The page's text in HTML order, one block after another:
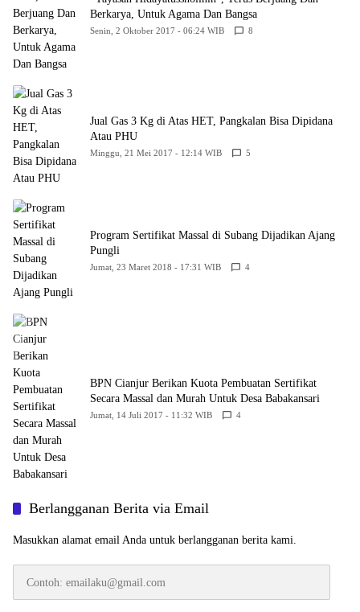
Berkarya, Untuk Agama Dan Bangsa
Senin, 2 Oktober 2017 - 06:24 WIB 8
Jual Gas 3 Kg di Atas HET, Pangkalan Bisa Dipidana
Atau PHU
Minggu, 21 Mei 2017 - 12:14 WIB 5
Program Sertifikat Massal di Subang Dijadikan Ajang
Pungli
Jumat, 23 Maret 2018 - 17:31 WIB 4
BPN Cianjur Berikan Kuota Pembuatan Sertifikat
Secara Massal dan Murah Untuk Desa Babakansari
Jumat, 14 Juli 2017 - 11:32 WIB 4
Berlangganan Berita via Email
Masukkan alamat email Anda untuk berlangganan berita kami.
emailaku@gmail.com